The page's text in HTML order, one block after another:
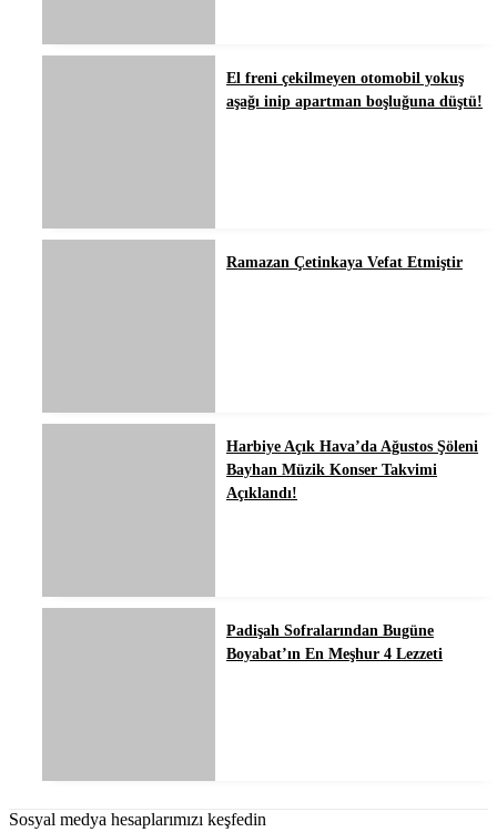
El freni çekilmeyen otomobil yokuş
aşağı inip apartman boşluğuna düştü!
Ramazan Çetinkaya Vefat Etmiştir
Harbiye Açık Hava’da Ağustos Şöleni
Bayhan Müzik Konser Takvimi
Açıklandı!
Padişah Sofralarından Bugüne
Boyabat’ın En Meşhur 4 Lezzeti
Sosyal medya hesaplarımızı keşfedin